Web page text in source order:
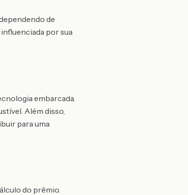
de
por sua
embarcada.
Além disso,
para uma
do prêmio.